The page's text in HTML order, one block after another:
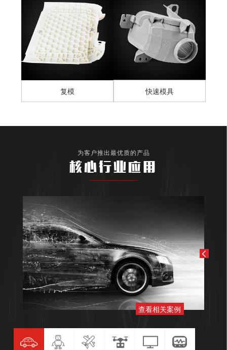
复模 快速模具
为客户推出最优质的产品
核心行业应用
查看相关案例